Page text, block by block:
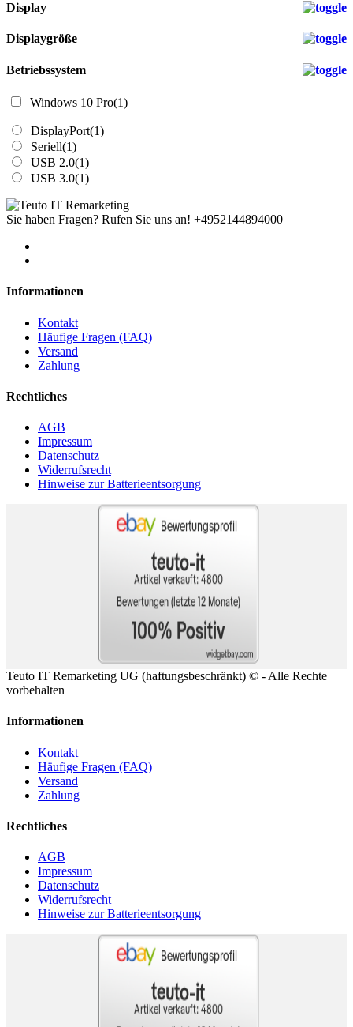
Display
Displaygröße
Betriebssystem
Windows 10 Pro(1)
DisplayPort(1)
Seriell(1)
USB 2.0(1)
USB 3.0(1)
Sie haben Fragen? Rufen Sie uns an! +4952144894000
Informationen
Kontakt
Häufige Fragen (FAQ)
Versand
Zahlung
Rechtliches
AGB
Impressum
Datenschutz
Widerrufsrecht
Hinweise zur Batterieentsorgung
Teuto IT Remarketing UG (haftungsbeschränkt) © - Alle Rechte
vorbehalten
Informationen
Kontakt
Häufige Fragen (FAQ)
Versand
Zahlung
Rechtliches
AGB
Impressum
Datenschutz
Widerrufsrecht
Hinweise zur Batterieentsorgung